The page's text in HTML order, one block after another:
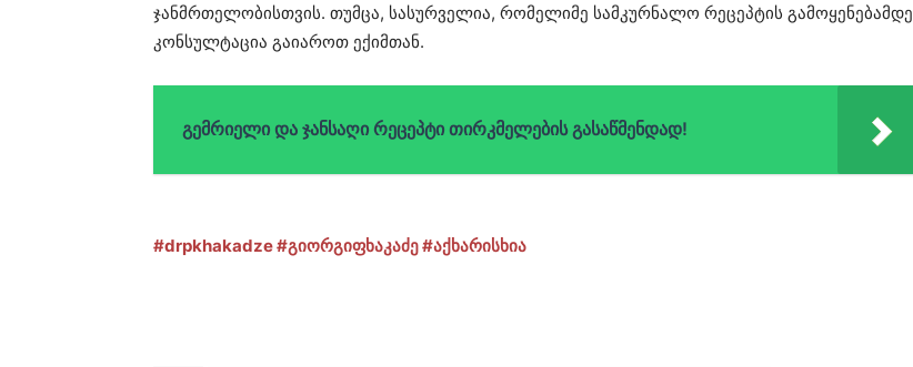
ჯანმრთელობისთვის. თუმცა, სასურველია, რომელიმე სამკურნალო რეცეპტის გამოყენებამდე
კონსულტაცია გაიაროთ ექიმთან.
გემრიელი და ჯანსაღი რეცეპტი თირკმელების გასაწმენდად!
#drpkhakadze#გიორგიფხაკაძე#აქხარისხია